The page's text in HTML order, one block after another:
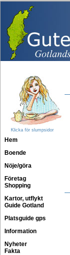
Klicka för slumpsidor
Hem
Boende
Nöje/göra
Företag
Shopping
Kartor, utflykt
Guide Gotland
Platsguide gps
Information
Nyheter
Fakta